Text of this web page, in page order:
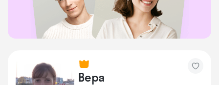
Вера